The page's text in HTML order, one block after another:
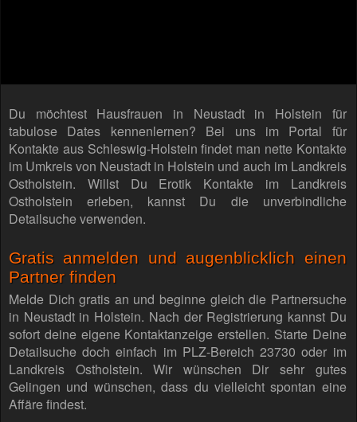
Du möchtest Hausfrauen in Neustadt in Holstein für
tabulose Dates kennenlernen? Bei uns im Portal für
Kontakte aus Schleswig-Holstein findet man nette Kontakte
im Umkreis von Neustadt in Holstein und auch im Landkreis
Ostholstein. Willst Du Erotik Kontakte im Landkreis
Ostholstein erleben, kannst Du die unverbindliche
Detailsuche verwenden.
Gratis anmelden und augenblicklich einen
Partner finden
Melde Dich gratis an und beginne gleich die Partnersuche
in Neustadt in Holstein. Nach der Registrierung kannst Du
sofort deine eigene Kontaktanzeige erstellen. Starte Deine
Detailsuche doch einfach im PLZ-Bereich 23730 oder im
Landkreis Ostholstein. Wir wünschen Dir sehr gutes
Gelingen und wünschen, dass du vielleicht spontan eine
Affäre findest.